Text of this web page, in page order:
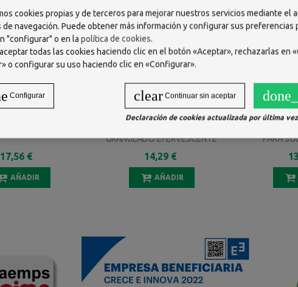
17,56 €
AÑADIR
GRANULADO EFERVESCENTE
14,29 €
AÑADIR
PARA
cookies propias y de terceros para mejorar nuestros servicios mediante el
de navegación. Puede obtener más información y configurar sus preferencias
"configurar" o en la política de cookies.
todas las cookies haciendo clic en el botón «Aceptar», rechazarlas en
o configurar su uso haciendo clic en «Configurar».
clear Continuar sin aceptar
Configurar
Declaración de cookies actualizada por última